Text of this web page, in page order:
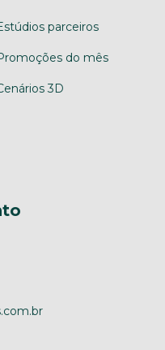
parceiros
do mês
3D